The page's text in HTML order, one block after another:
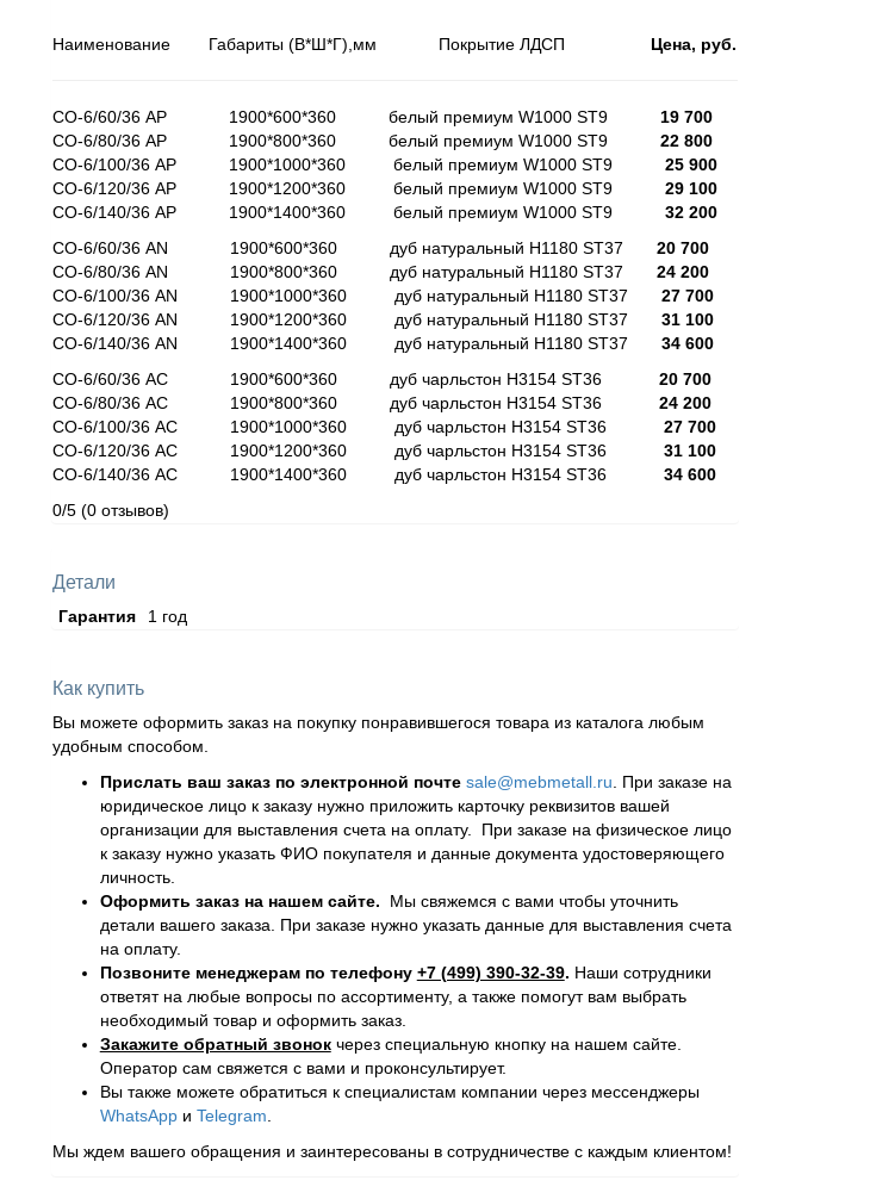
Наименование Габариты (В*Ш*Г),мм Покрытие ЛДСП Цена, руб.
СО-6/60/36 AP 1900*600*360 белый премиум W1000 ST9
19 700
СО-6/80/36 AP 1900*800*360 белый премиум W1000 ST9
22 800
СО-6/100/36 AP 1900*1000*360 белый премиум W1000 ST9
25 900
СО-6/120/36 AP 1900*1200*360 белый премиум W1000 ST9
29 100
СО-6/140/36 AP 1900*1400*360 белый премиум W1000 ST9
32 200
СО-6/60/36 AN 1900*600*360 дуб натуральный H1180 ST37 20 700
СО-6/80/36 AN 1900*800*360 дуб натуральный H1180 ST37 24 200
СО-6/100/36 AN 1900*1000*360 дуб натуральный H1180 ST37 27 700
СО-6/120/36 AN 1900*1200*360 дуб натуральный H1180 ST37 31 100
СО-6/140/36 AN 1900*1400*360 дуб натуральный H1180 ST37 34 600
СО-6/60/36 AC 1900*600*360 дуб чарльстон H3154 ST36
20 700
СО-6/80/36 AC 1900*800*360 дуб чарльстон H3154 ST36
24 200
СО-6/100/36 AC 1900*1000*360 дуб чарльстон H3154 ST36
27 700
СО-6/120/36 AC 1900*1200*360 дуб чарльстон H3154 ST36
31 100
СО-6/140/36 AC 1900*1400*360 дуб чарльстон H3154 ST36
34 600
0/5 (0 отзывов)
Детали
Гарантия 1 год
Как купить
Вы можете оформить заказ на покупку понравившегося товара из каталога любым
удобным способом.
Прислать ваш заказ по электронной почте sale@mebmetall.ru. При заказе на
юридическое лицо к заказу нужно приложить карточку реквизитов вашей
организации для выставления счета на оплату. При заказе на физическое лицо
к заказу нужно указать ФИО покупателя и данные документа удостоверяющего
личность.
Оформить заказ на нашем сайте. Мы свяжемся с вами чтобы уточнить
детали вашего заказа. При заказе нужно указать данные для выставления счета
на оплату.
Позвоните менеджерам по телефону +7 (499) 390-32-39. Наши сотрудники
ответят на любые вопросы по ассортименту, а также помогут вам выбрать
необходимый товар и оформить заказ.
Закажите обратный звонокчерез специальную кнопку на нашем сайте.
Оператор сам свяжется с вами и проконсультирует.
Вы также можете обратиться к специалистам компании через мессенджеры
WhatsAppи Telegram.
Мы ждем вашего обращения и заинтересованы в сотрудничестве с каждым клиентом!